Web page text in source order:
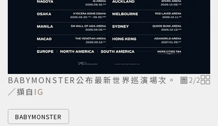
BABYMONSTER公布最新世界巡演場次。 圖
／擷自 IG
2/2
BABYMONSTER